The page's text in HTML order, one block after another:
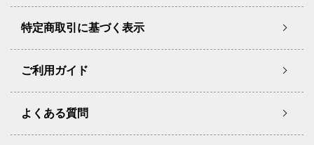
特定商取引に基づく表示
ご利用ガイド
よくある質問